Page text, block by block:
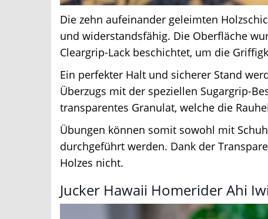
Die zehn aufeinander geleimten
und widerstandsfähig. Die Oberfläche
Cleargrip-Lack beschichtet, um die
Ein perfekter Halt und sicherer Stand
Überzugs mit der speziellen Sugargrip-
transparentes Granulat, welche die
Übungen können somit sowohl mit
durchgeführt werden. Dank der
Holzes nicht.
Jucker Hawaii Homerider Ahi